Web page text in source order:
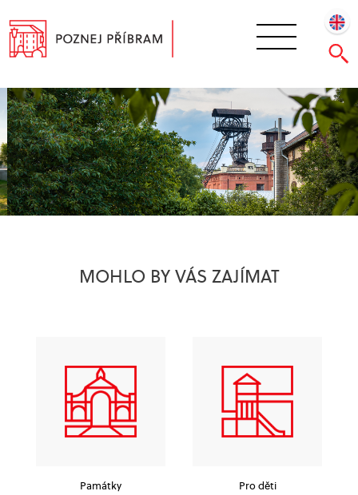
MOHLO BY VÁS ZAJÍMAT
Památky Pro děti